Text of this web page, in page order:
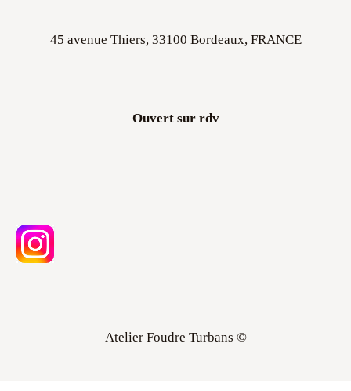
45 avenue Thiers, 33100 Bordeaux, FRANCE
Ouvert sur rdv
Atelier Foudre Turbans ©